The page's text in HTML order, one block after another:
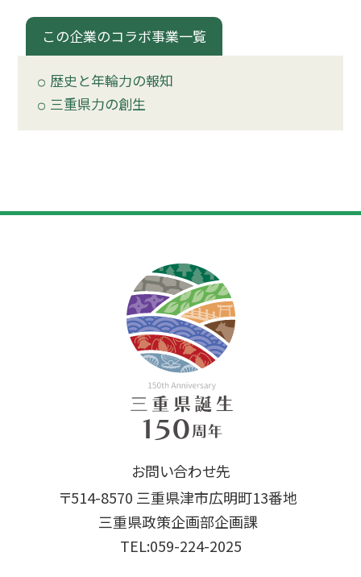
この企業のコラボ事業一覧
歴史と年輪力の報知
三重県力の創生
お問い合わせ先
〒514-8570 三重県津市広明町13番地
三重県政策企画部企画課
TEL:059-224-2025